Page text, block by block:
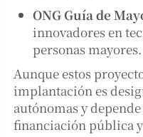
ONG Guía de
innovadores en
personas mayores.
Aunque estos
implantación es
autónomas y
financiación pública